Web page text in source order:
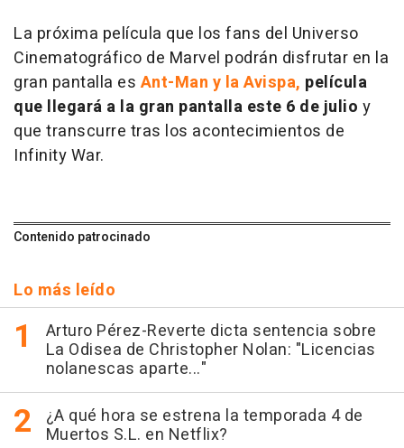
La próxima película que los fans del Universo
Cinematográfico de Marvel podrán disfrutar en la
gran pantalla es Ant-Man y la Avispa, película
que llegará a la gran pantalla este 6 de julio y
que transcurre tras los acontecimientos de
Infinity War.
Contenido patrocinado
Lo más leído
Arturo Pérez-Reverte dicta sentencia sobre
La Odisea de Christopher Nolan: "Licencias
nolanescas aparte..."
¿A qué hora se estrena la temporada 4 de
Muertos S.L. en Netflix?